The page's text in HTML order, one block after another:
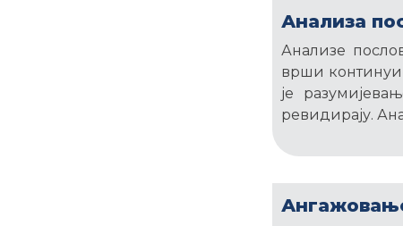
Анализа
Анализе
врши
је
ревидирају.